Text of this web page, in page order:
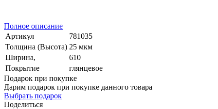
Полное описание
Артикул
781035
Толщина (Высота) 25 мкм
Ширина,
610
Покрытие
глянцевое
Подарок при покупке
Дарим подарок при покупке данного товара
Выбрать подарок
Поделиться